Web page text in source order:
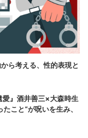
ら考える、性的表現と
愛』酒井善三×大森時生
こと“が呪いを生み、